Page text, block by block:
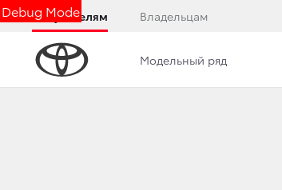
Debug Mode
Покупателям Владельцам
Модельный ряд